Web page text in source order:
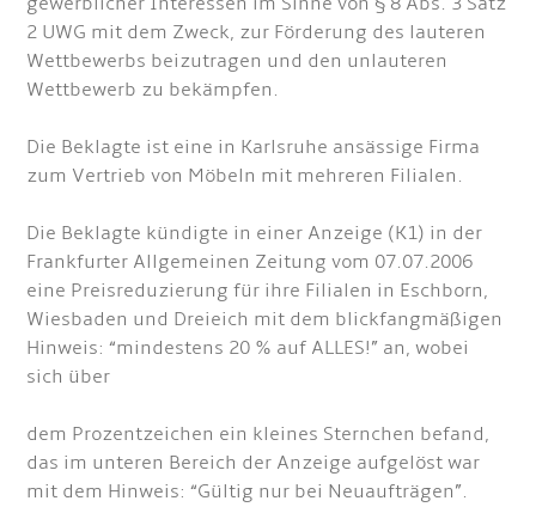
2 UWG mit dem Zweck, zur Förderung des lauteren
Wettbewerbs beizutragen und den unlauteren
Wettbewerb zu bekämpfen.
Die Beklagte ist eine in Karlsruhe ansässige Firma
zum Vertrieb von Möbeln mit mehreren Filialen.
Die Beklagte kündigte in einer Anzeige (K1) in der
Frankfurter Allgemeinen Zeitung vom 07.07.2006
eine Preisreduzierung für ihre Filialen in Eschborn,
Wiesbaden und Dreieich mit dem blickfangmäßigen
Hinweis: “mindestens 20 % auf ALLES!” an, wobei
sich über
dem Prozentzeichen ein kleines Sternchen befand,
das im unteren Bereich der Anzeige aufgelöst war
mit dem Hinweis: “Gültig nur bei Neuaufträgen”.